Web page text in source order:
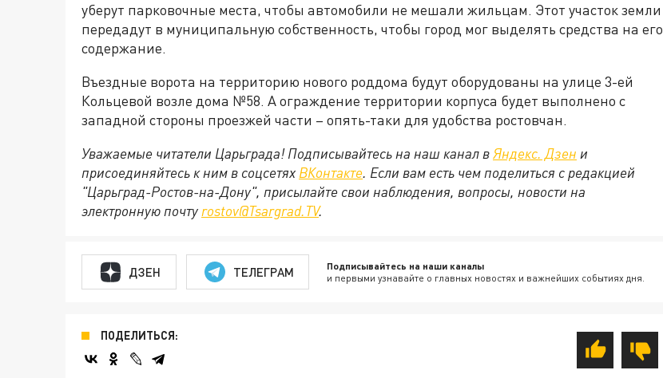
уберут парковочные места, чтобы автомобили не мешали жильцам. Этот участок земли
передадут в муниципальную собственность, чтобы город мог выделять средства на его
содержание.
Въездные ворота на территорию нового роддома будут оборудованы на улице 3-ей
Кольцевой возле дома №58. А ограждение территории корпуса будет выполнено с
западной стороны проезжей части – опять-таки для удобства ростовчан.
Уважаемые читатели Царьграда! Подписывайтесь на наш канал вЯндекс. Дзен и
присоединяйтесь к ним в соцсетях ВКонтакте. Если вам есть чем поделиться с редакцией
"Царьград-Ростов-на-Дону", присылайте свои наблюдения, вопросы, новости на
электронную почту rostov@Tsargrad.ТV.
ДЗЕН ТЕЛЕГРАМ Подписывайтесь на наши каналы
и первыми узнавайте о главных новостях и важнейших событиях дня.
ПОДЕЛИТЬСЯ: